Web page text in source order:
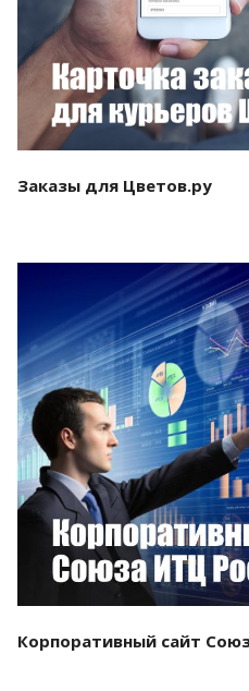
Заказы для Цветов.ру
Смотреть
Корпоративный сайт